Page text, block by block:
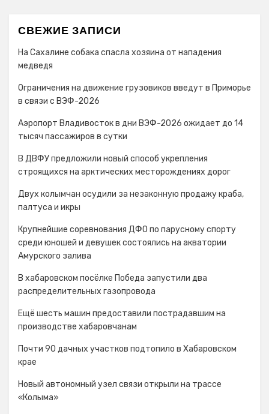
СВЕЖИЕ ЗАПИСИ
На Сахалине собака спасла хозяина от нападения
медведя
Ограничения на движение грузовиков введут в Приморье
в связи с ВЭФ-2026
Аэропорт Владивосток в дни ВЭФ-2026 ожидает до 14
тысяч пассажиров в сутки
В ДВФУ предложили новый способ укрепления
строящихся на арктических месторождениях дорог
Двух колымчан осудили за незаконную продажу краба,
палтуса и икры
Крупнейшие соревнования ДФО по парусному спорту
среди юношей и девушек состоялись на акватории
Амурского залива
В хабаровском посёлке Победа запустили два
распределительных газопровода
Ещё шесть машин предоставили пострадавшим на
производстве хабаровчанам
Почти 90 дачных участков подтопило в Хабаровском
крае
Новый автономный узел связи открыли на трассе
«Колыма»